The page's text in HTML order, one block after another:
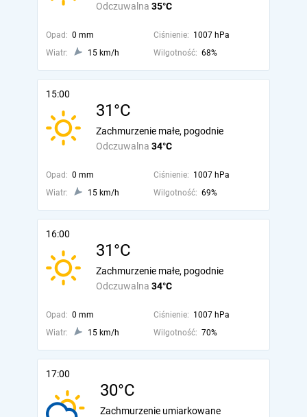
Odczuwalna 35°C
Opad: 0 mm Ciśnienie: 1007 hPa
Wiatr:
15 km/h Wilgotność: 68%
15:00
31°C
Odczuwalna 34°C
Zachmurzenie małe, pogodnie
Opad: 0 mm Ciśnienie: 1007 hPa
Wiatr:
15 km/h Wilgotność: 69%
16:00
31°C
Odczuwalna 34°C
Zachmurzenie małe, pogodnie
Opad: 0 mm Ciśnienie: 1007 hPa
Wiatr:
15 km/h Wilgotność: 70%
17:00
30°C
Zachmurzenie umiarkowane